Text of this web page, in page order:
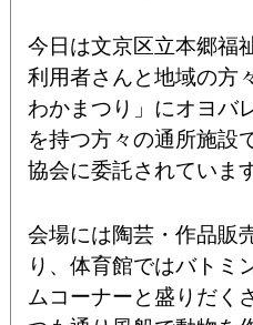
今日は文京区立本郷福
利用者さんと地域の方
わかまつり」にオヨバ
を持つ方々の通所施設
協会に委託されています
会場には陶芸・作品販
り、体育館ではバトミ
ムコーナーと盛りだく